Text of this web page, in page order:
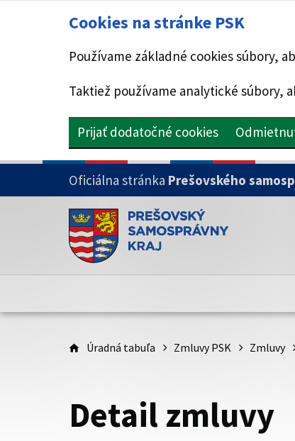
Cookies na stránke PSK
Používame základné cookies súbory,
Taktiež používame analytické súbory,
Prijať dodatočné cookies
PRESKOČIŤ NA HLAVNÝ OBSAH
Oficiálna stránka Prešovského
Doména psk.sk je oficiálna
Toto je oficiálna webová stránka
Úradná tabuľa Zmluvy PSK Zmluvy
Detail zmluvy